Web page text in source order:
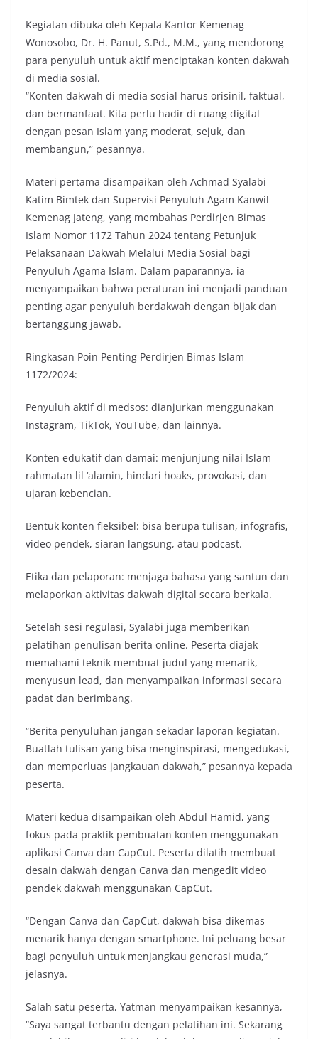
Kegiatan dibuka oleh Kepala Kantor Kemenag
Wonosobo, Dr. H. Panut, S.Pd., M.M., yang mendorong
para penyuluh untuk aktif menciptakan konten dakwah
di media sosial.
“Konten dakwah di media sosial harus orisinil, faktual,
dan bermanfaat. Kita perlu hadir di ruang digital
dengan pesan Islam yang moderat, sejuk, dan
membangun,” pesannya.
Materi pertama disampaikan oleh Achmad Syalabi
Katim Bimtek dan Supervisi Penyuluh Agam Kanwil
Kemenag Jateng, yang membahas Perdirjen Bimas
Islam Nomor 1172 Tahun 2024 tentang Petunjuk
Pelaksanaan Dakwah Melalui Media Sosial bagi
Penyuluh Agama Islam. Dalam paparannya, ia
menyampaikan bahwa peraturan ini menjadi panduan
penting agar penyuluh berdakwah dengan bijak dan
bertanggung jawab.
Ringkasan Poin Penting Perdirjen Bimas Islam
1172/2024:
Penyuluh aktif di medsos: dianjurkan menggunakan
Instagram, TikTok, YouTube, dan lainnya.
Konten edukatif dan damai: menjunjung nilai Islam
rahmatan lil ‘alamin, hindari hoaks, provokasi, dan
ujaran kebencian.
Bentuk konten fleksibel: bisa berupa tulisan, infografis,
video pendek, siaran langsung, atau podcast.
Etika dan pelaporan: menjaga bahasa yang santun dan
melaporkan aktivitas dakwah digital secara berkala.
Setelah sesi regulasi, Syalabi juga memberikan
pelatihan penulisan berita online. Peserta diajak
memahami teknik membuat judul yang menarik,
menyusun lead, dan menyampaikan informasi secara
padat dan berimbang.
“Berita penyuluhan jangan sekadar laporan kegiatan.
Buatlah tulisan yang bisa menginspirasi, mengedukasi,
dan memperluas jangkauan dakwah,” pesannya kepada
peserta.
Materi kedua disampaikan oleh Abdul Hamid, yang
fokus pada praktik pembuatan konten menggunakan
aplikasi Canva dan CapCut. Peserta dilatih membuat
desain dakwah dengan Canva dan mengedit video
pendek dakwah menggunakan CapCut.
“Dengan Canva dan CapCut, dakwah bisa dikemas
menarik hanya dengan smartphone. Ini peluang besar
bagi penyuluh untuk menjangkau generasi muda,”
jelasnya.
Salah satu peserta, Yatman menyampaikan kesannya,
“Saya sangat terbantu dengan pelatihan ini. Sekarang